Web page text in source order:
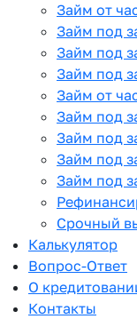
Займ от
Займ под
Займ под
Займ под
Займ от
Займ под
Займ под
Займ под
Займ под
Срочный
Калькулятор
Вопрос-Ответ
О
Контакты